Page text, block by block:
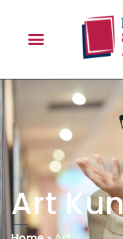
Art